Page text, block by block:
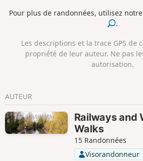
rapidement visibles de l'autre côté de
arrives à Bray Lock, puis tu traverses
Pour plus de randonnées, utilisez notre
.
Les descriptions et la trace GPS de
propriété de leur auteur. Ne pas
autorisation.
AUTEUR
Railways and
Walks
15 Randonnées
Visorandonneur